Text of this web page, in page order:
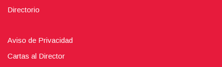
Directorio
Aviso de Privacidad
Cartas al Director